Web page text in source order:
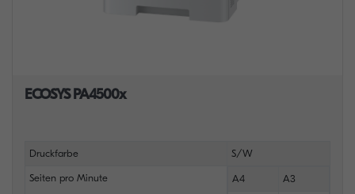
ECOSYS PA4500x
Druckfarbe S/W
Seiten pro Minute A4 A3